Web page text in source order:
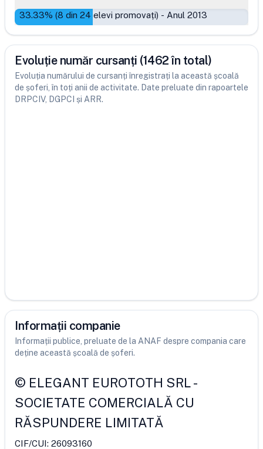
33.33% (8 din 24 elevi promovați) - Anul 2013
Evoluție număr cursanți (1462 în total)
Evoluția numărului de cursanți înregistrați la această școală
de șoferi, în toți anii de activitate. Date preluate din rapoartele
DRPCIV, DGPCI și ARR.
Informații companie
Informații publice, preluate de la ANAF despre compania care
deține această școală de șoferi.
© ELEGANT EUROTOTH SRL-
SOCIETATE COMERCIALĂ CU
RĂSPUNDERE LIMITATĂ
CIF/CUI: 26093160